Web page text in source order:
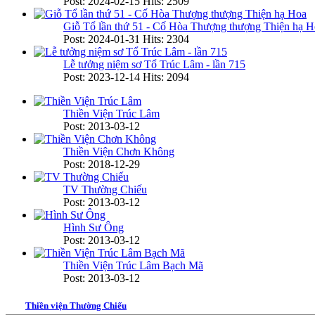
Giỗ Tổ lần thứ 51 - Cố Hòa Thượng thượng Thiện hạ
Post: 2024-01-31 Hits: 2304
Lễ tưởng niệm sơ Tổ Trúc Lâm - lần 715
Post: 2023-12-14 Hits: 2094
Thiền Viện Trúc Lâm
Post: 2013-03-12
Thiền Viện Chơn Không
Post: 2018-12-29
TV Thường Chiếu
Post: 2013-03-12
Hình Sư Ông
Post: 2013-03-12
Thiền Viện Trúc Lâm Bạch Mã
Post: 2013-03-12
Thiền viện Thường Chiếu